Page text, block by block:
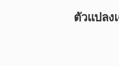
ตัวแปลง